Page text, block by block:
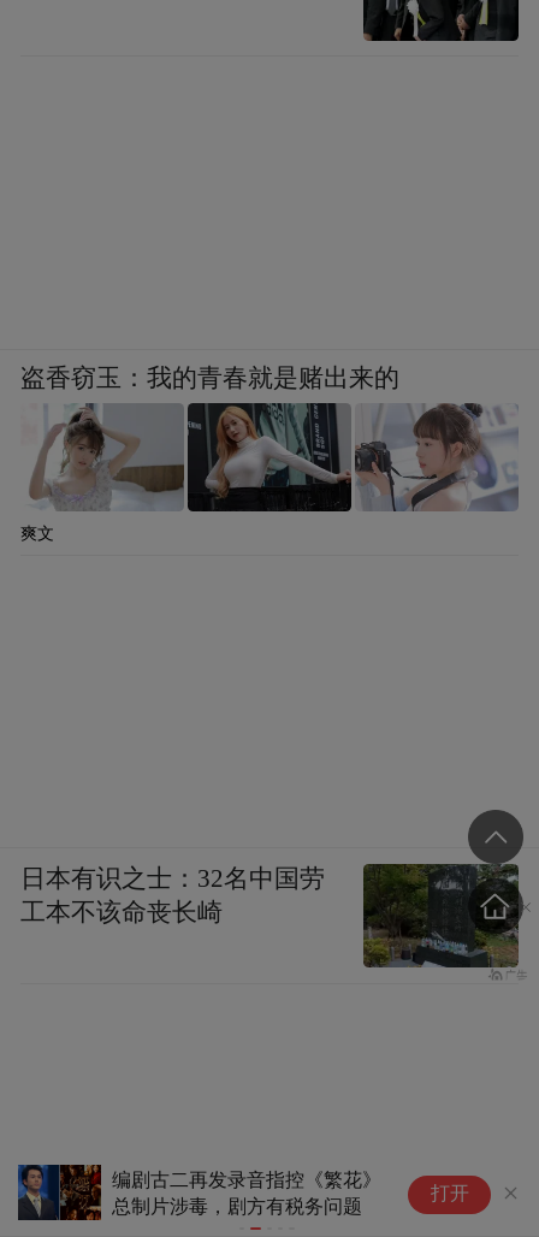
编剧古二再发录音指控《繁花》
总制片涉毒，剧方有税务问题
S
打开
盗香窃玉：我的青春就是赌出来的
爽文
日本有识之士：32名中国劳
工本不该命丧长崎